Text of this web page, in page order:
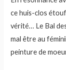
ce huis-clos
vérité… Le Bal
mal être au
peinture de